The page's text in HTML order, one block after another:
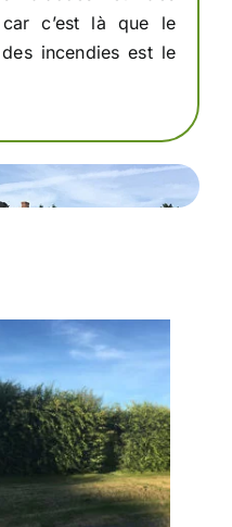
car c’est là que le
incendies est le